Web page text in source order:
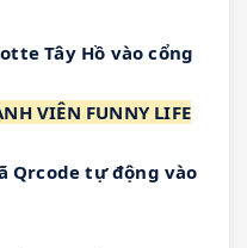
Tây Hồ vào cổng
VIÊN FUNNY LIFE
Qrcode tự động vào